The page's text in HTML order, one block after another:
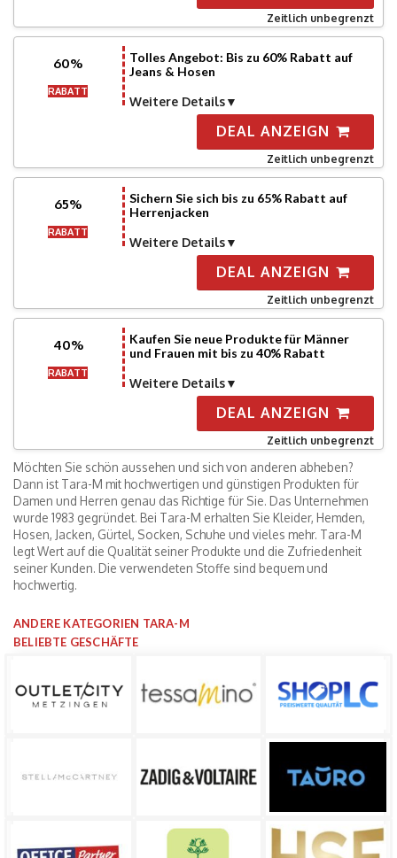
Zeitlich unbegrenzt
60%
RABATT
Tolles Angebot: Bis zu 60% Rabatt auf
Jeans & Hosen
Weitere Details
DEAL ANZEIGN
Zeitlich unbegrenzt
65%
RABATT
Sichern Sie sich bis zu 65% Rabatt auf
Herrenjacken
Weitere Details
DEAL ANZEIGN
Zeitlich unbegrenzt
40%
RABATT
Kaufen Sie neue Produkte für Männer
und Frauen mit bis zu 40% Rabatt
Weitere Details
DEAL ANZEIGN
Zeitlich unbegrenzt
Möchten Sie schön aussehen und sich von anderen abheben?
Dann ist Tara-M mit hochwertigen und günstigen Produkten für
Damen und Herren genau das Richtige für Sie. Das Unternehmen
wurde 1983 gegründet. Bei Tara-M erhalten Sie Kleider, Hemden,
Hosen, Jacken, Gürtel, Socken, Schuhe und vieles mehr. Tara-M
legt Wert auf die Qualität seiner Produkte und die Zufriedenheit
seiner Kunden. Die verwendeten Stoffe sind bequem und
hochwertig.
ANDERE KATEGORIEN TARA-M
BELIEBTE GESCHÄFTE